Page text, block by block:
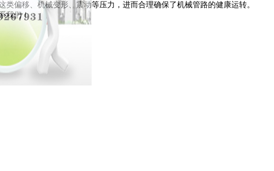
偏移、机械变形、震动等压力，进而合理确保了机械管路的健康运转。
我们！